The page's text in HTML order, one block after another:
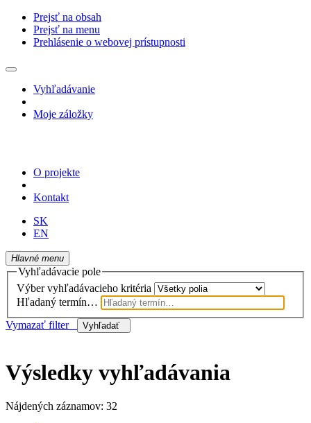
Prejsť na obsah
Prejsť na menu
Prehlásenie o webovej prístupnosti
Vyhľadávanie
Moje záložky
O projekte
Kontakt
SK
EN
Hlavné menu
Vyhľadávacie pole
Výber vyhľadávacieho kritéria
Hľadaný termín…
Vymazať filter
Vyhľadať
Výsledky vyhľadávania
Nájdených záznamov: 32